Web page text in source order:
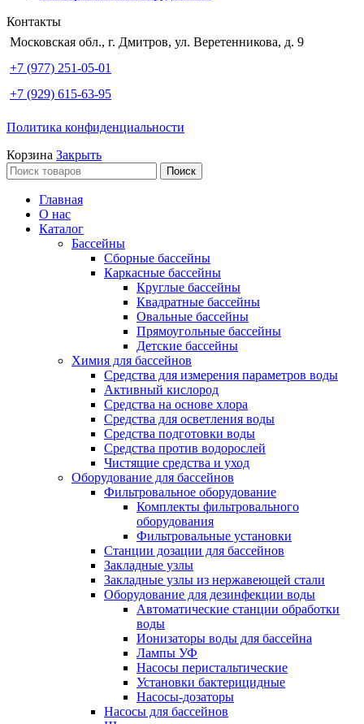
Контакты
Московская обл., г. Дмитров, ул. Веретенникова, д. 9
+7 (977) 251-05-01
+7 (929) 615-63-95
Политика конфиденциальности
Корзина Закрыть
Поиск
Главная
О нас
Каталог
Бассейны
Сборные бассейны
Каркасные бассейны
Круглые бассейны
Квадратные бассейны
Овальные бассейны
Прямоугольные бассейны
Детские бассейны
Химия для бассейнов
Средства для измерения параметров воды
Активный кислород
Средства на основе хлора
Средства для осветления воды
Средства подготовки воды
Средства против водорослей
Чистящие средства и уход
Оборудование для бассейнов
Фильтровальное оборудование
Комплекты фильтровального
оборудования
Фильтровальные установки
Станции дозации для бассейнов
Закладные узлы
Закладные узлы из нержавеющей стали
Оборудование для дезинфекции воды
Автоматические станции обработки
воды
Ионизаторы воды для бассейна
Лампы УФ
Насосы перистальтические
Установки бактерицидные
Насосы-дозаторы
Насосы для бассейнов